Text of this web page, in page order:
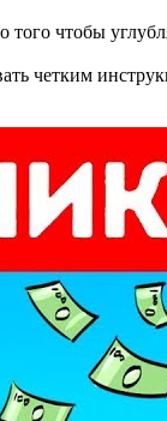
чтобы
четким